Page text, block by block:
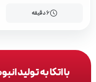
6 دقیقه
با اتکا به تولید